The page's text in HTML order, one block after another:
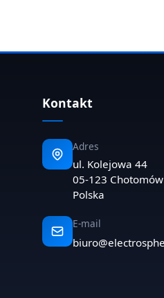
Kontakt
Adres
ul. Kolejowa 44
05-123 Chotomów
Polska
E-mail